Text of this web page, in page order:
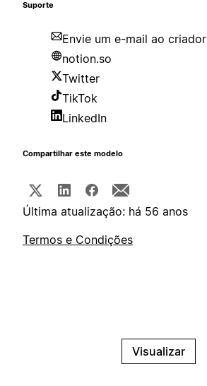
Suporte
Envie um e-mail ao criador
notion.so
Twitter
TikTok
LinkedIn
Compartilhar este modelo
Última atualização: há 56 anos
Termos e Condições
Visualizar